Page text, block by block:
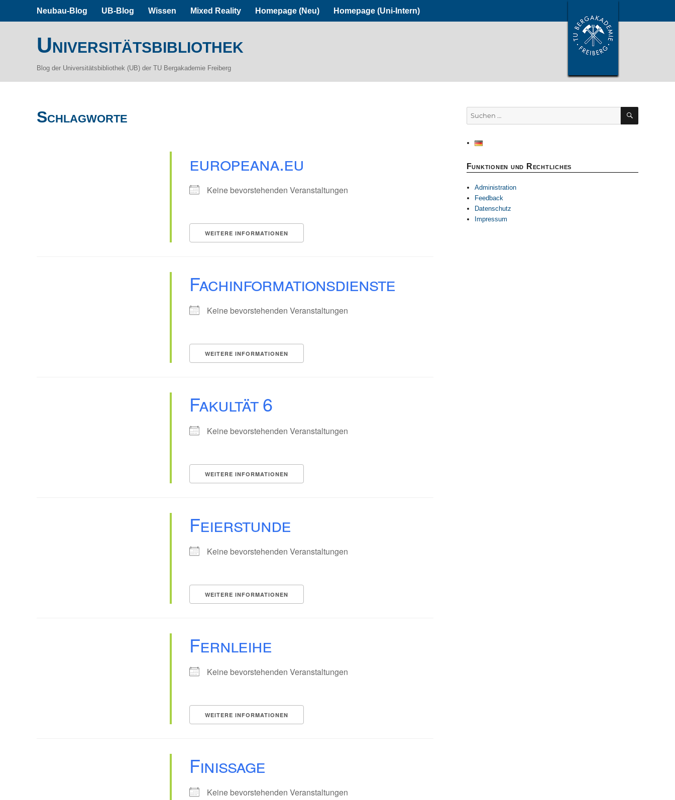
Neubau-Blog UB-Blog Wissen Mixed Reality Homepage (Neu) Homepage (Uni-Intern)
Universitätsbibliothek
Blog der Universitätsbibliothek (UB) der TU Bergakademie Freiberg
Schlagworte
europeana.eu
Keine bevorstehenden Veranstaltungen
WEITERE INFORMATIONEN
Fachinformationsdienste
Keine bevorstehenden Veranstaltungen
WEITERE INFORMATIONEN
Fakultät 6
Keine bevorstehenden Veranstaltungen
WEITERE INFORMATIONEN
Feierstunde
Keine bevorstehenden Veranstaltungen
WEITERE INFORMATIONEN
Fernleihe
Keine bevorstehenden Veranstaltungen
WEITERE INFORMATIONEN
Finissage
Keine bevorstehenden Veranstaltungen
Suchen
nach:
SUCHEN
Funktionen und Rechtliches
Administration
Feedback
Datenschutz
Impressum